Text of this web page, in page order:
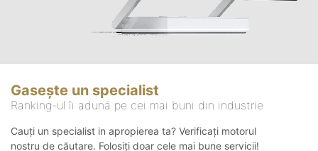
Gasește un specialist
Ranking-ul îi adună pe cei mai buni din industrie
Cauți un specialist in apropierea ta? Verificați motorul
nostru de căutare. Folosiți doar cele mai bune servicii!